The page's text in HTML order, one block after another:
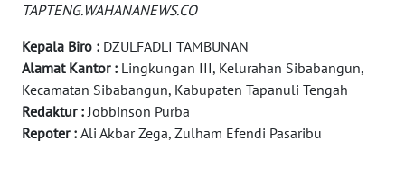
TAPTENG.WAHANANEWS.CO
Kepala Biro : DZULFADLI TAMBUNAN
Alamat Kantor : Lingkungan III, Kelurahan Sibabangun,
Kecamatan Sibabangun, Kabupaten Tapanuli Tengah
Redaktur :Jobbinson Purba
Repoter : Ali Akbar Zega, Zulham Efendi Pasaribu
LAPAK
Wahana
Network
KONSUMEN